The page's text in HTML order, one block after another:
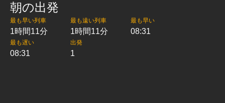
朝の出発
最も早い列車
1時間11分
最も遠い列車
1時間11分
最も早い
08:31
最も遅い
08:31
出発
1